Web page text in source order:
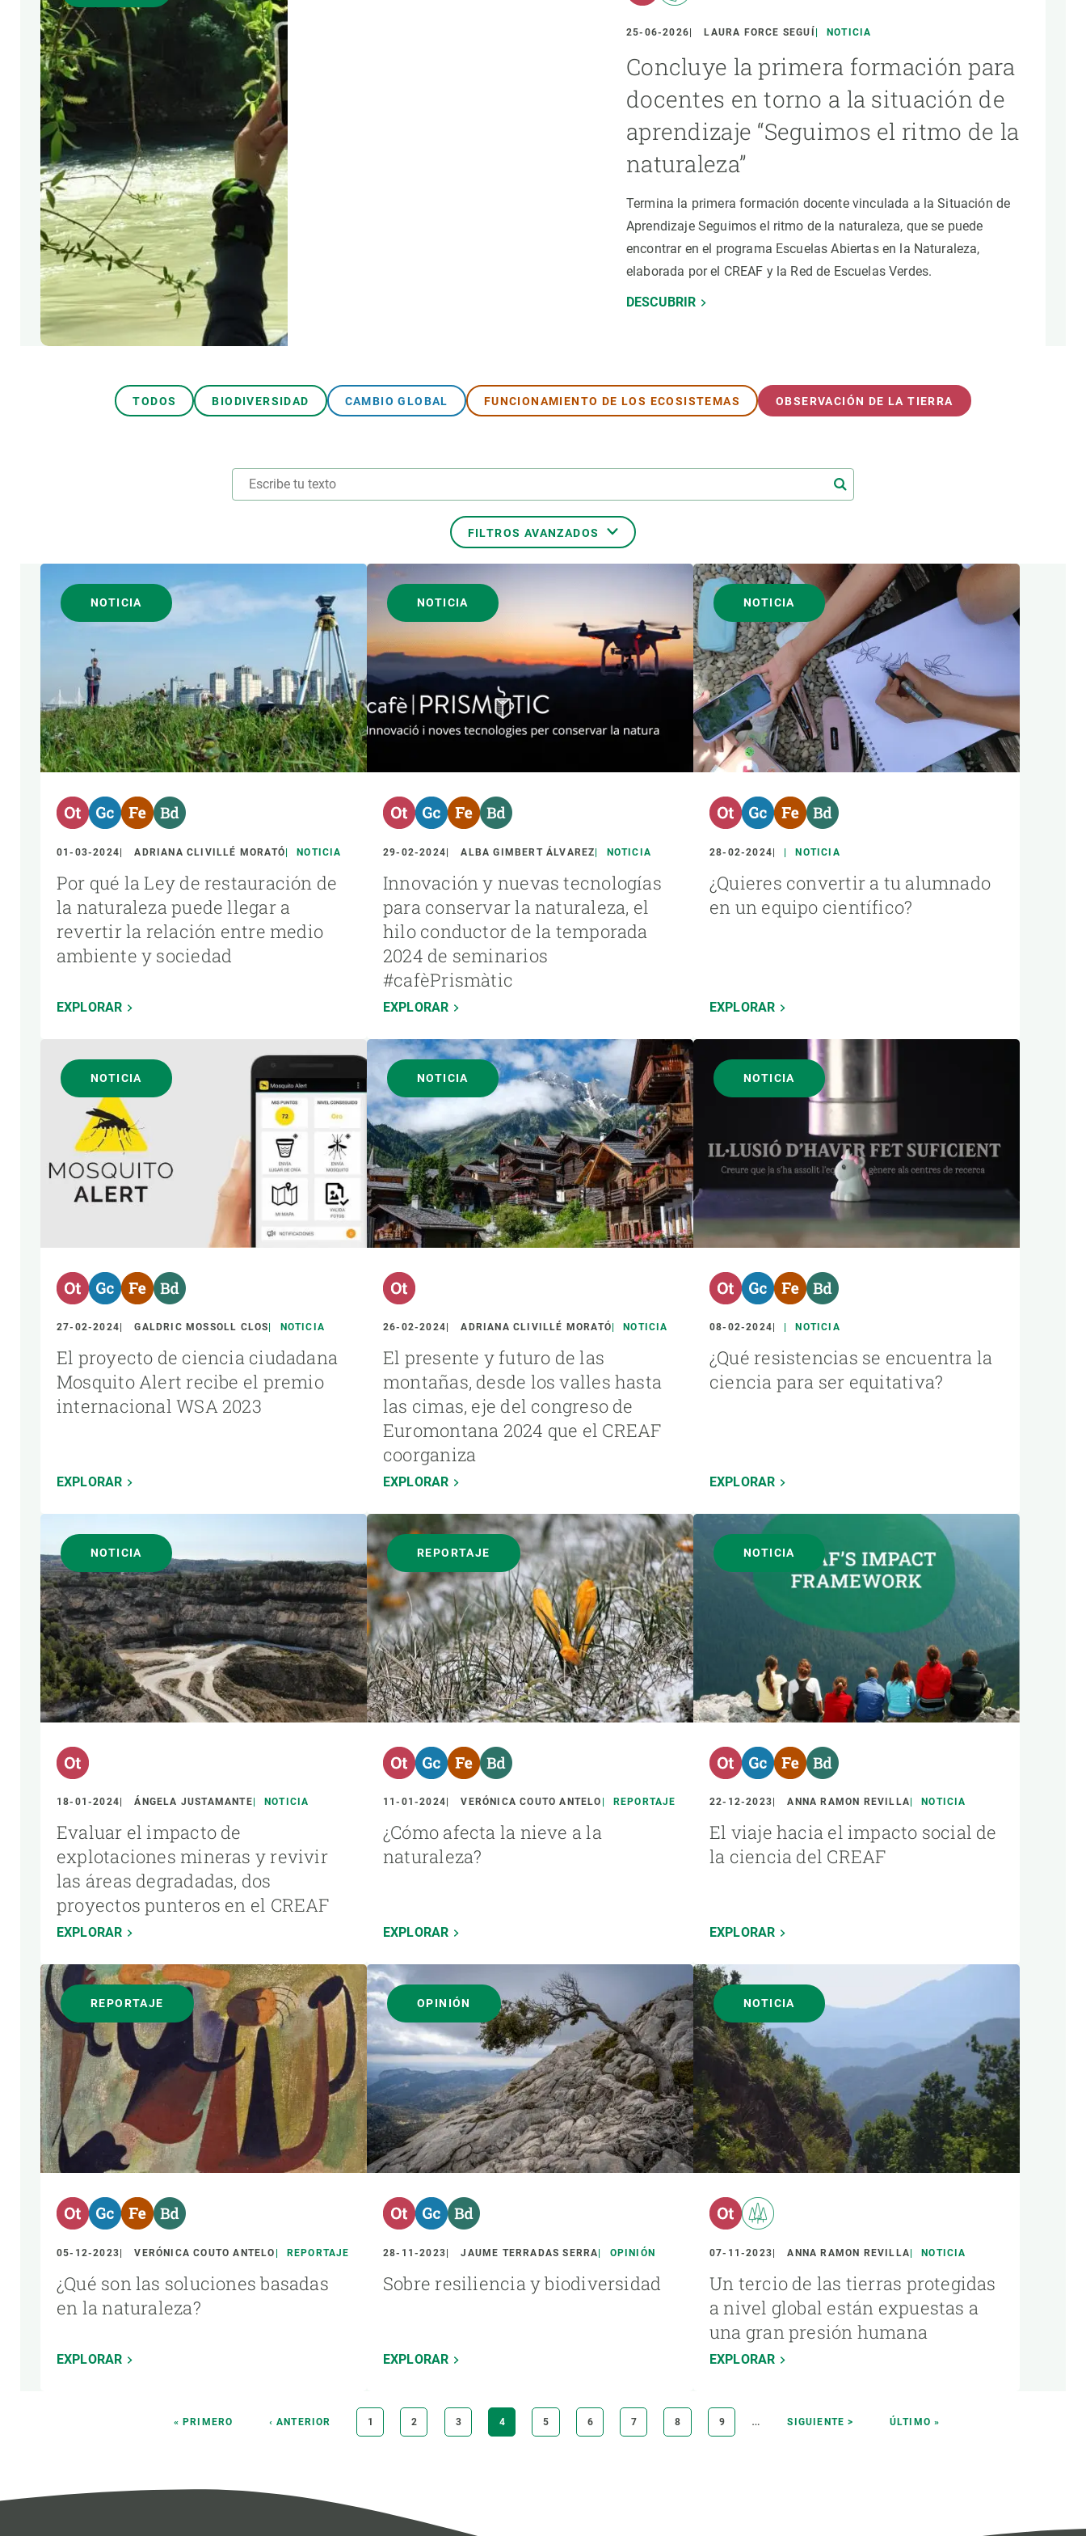
25-06-2026 LAURA FORCE SEGUÍ NOTICIA
Concluye la primera formación para
docentes en torno a la situación de
aprendizaje “Seguimos el ritmo de la
naturaleza”
Termina la primera formación docente vinculada a la Situación de
Aprendizaje Seguimos el ritmo de la naturaleza, que se puede
encontrar en el programa Escuelas Abiertas en la Naturaleza,
elaborada por el CREAF y la Red de Escuelas Verdes.
DESCUBRIR
TODOS BIODIVERSIDAD CAMBIO GLOBAL FUNCIONAMIENTO DE LOS ECOSISTEMAS OBSERVACIÓN DE LA TIERRA
FILTROS AVANZADOS
TEMAS TRANSVERSALES
NOTICIA
01-03-2024 ADRIANA CLIVILLÉ MORATÓ NOTICIA
Por qué la Ley de restauración de
la naturaleza puede llegar a
revertir la relación entre medio
ambiente y sociedad
EXPLORAR
NOTICIA
29-02-2024 ALBA GIMBERT ÁLVAREZ NOTICIA
Innovación y nuevas tecnologías
para conservar la naturaleza, el
hilo conductor de la temporada
2024 de seminarios
#cafèPrismàtic
EXPLORAR
NOTICIA
28-02-2024 NOTICIA
¿Quieres convertir a tu alumnado
en un equipo científico?
EXPLORAR
NOTICIA
27-02-2024 GALDRIC MOSSOLL CLOS NOTICIA
El proyecto de ciencia ciudadana
Mosquito Alert recibe el premio
internacional WSA 2023
EXPLORAR
NOTICIA
26-02-2024 ADRIANA CLIVILLÉ MORATÓ NOTICIA
El presente y futuro de las
montañas, desde los valles hasta
las cimas, eje del congreso de
Euromontana 2024 que el CREAF
coorganiza
EXPLORAR
NOTICIA
08-02-2024 NOTICIA
¿Qué resistencias se encuentra la
ciencia para ser equitativa?
EXPLORAR
NOTICIA
18-01-2024 ÁNGELA JUSTAMANTE NOTICIA
Evaluar el impacto de
explotaciones mineras y revivir
las áreas degradadas, dos
proyectos punteros en el CREAF
EXPLORAR
REPORTAJE
11-01-2024 VERÓNICA COUTO ANTELO REPORTAJE
¿Cómo afecta la nieve a la
naturaleza?
EXPLORAR
NOTICIA
22-12-2023 ANNA RAMON REVILLA NOTICIA
El viaje hacia el impacto social de
la ciencia del CREAF
EXPLORAR
REPORTAJE
05-12-2023 VERÓNICA COUTO ANTELO REPORTAJE
¿Qué son las soluciones basadas
en la naturaleza?
EXPLORAR
OPINIÓN
28-11-2023 JAUME TERRADAS SERRA OPINIÓN
Sobre resiliencia y biodiversidad
EXPLORAR
NOTICIA
07-11-2023 ANNA RAMON REVILLA NOTICIA
Un tercio de las tierras protegidas
a nivel global están expuestas a
una gran presión humana
EXPLORAR
PRIMERA
« PRIMERO
PÁGINA
‹ ANTERIOR PÁGINA
1 PÁGINA
2 PÁGINA
3
PÁGINA
ACTUAL
4 PÁGINA
5 PÁGINA
6 PÁGINA
7 PÁGINA
8 PÁGINA
9 …
SIGUIENTE
SIGUIENTE >
ÚLTIMA
ÚLTIMO »
Marca y logotipos
Instalaciones
Equidad, Diversidad e Inclusión (EDI)
Oficina de prensa
Ciencia abierta y gestión del conocimiento
Documentación
Pide tu beca ERC
Programa de másteres y doctorado
Visitante o sabático
Un lugar donde crecer
Desarrollo de carrera
Seminarios y actividades internas
Te ofrecemos formación
NOTICIAS Y AGENDA
Agenda
Eventos anteriores
Actualidad
Noticias
Biodiversidad
Cambio global
Funcionamiento de los ecosistemas